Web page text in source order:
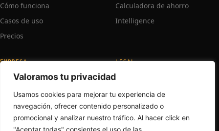
Valoramos tu privacidad
Usamos cookies para mejorar tu experiencia de
navegación, ofrecer contenido personalizado o
promocional y analizar nuestro tráfico. Al hacer click en
"Aceptar todas" consientes el uso de las
Cómo funciona
Casos de uso
Precios
Calculadora de ahorro
Intelligence
EMPRESA
Sobre nosotros
Trabaja con nosotros
Contacto
Soporte
LEGAL
Aviso legal
Privacidad